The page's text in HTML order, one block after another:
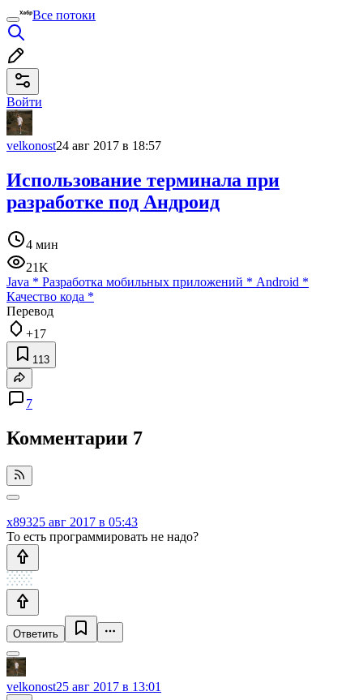
Все потоки
Войти
velkonost24 авг 2017 в 18:57
Использование терминала при
разработке под Андроид
4 мин
21K
Java * Разработка мобильных приложений * Android *
Качество кода *
Перевод
+17
113
7
Комментарии 7
x89325 авг 2017 в 05:43
То есть программировать не надо?
Ответить
velkonost25 авг 2017 в 13:01